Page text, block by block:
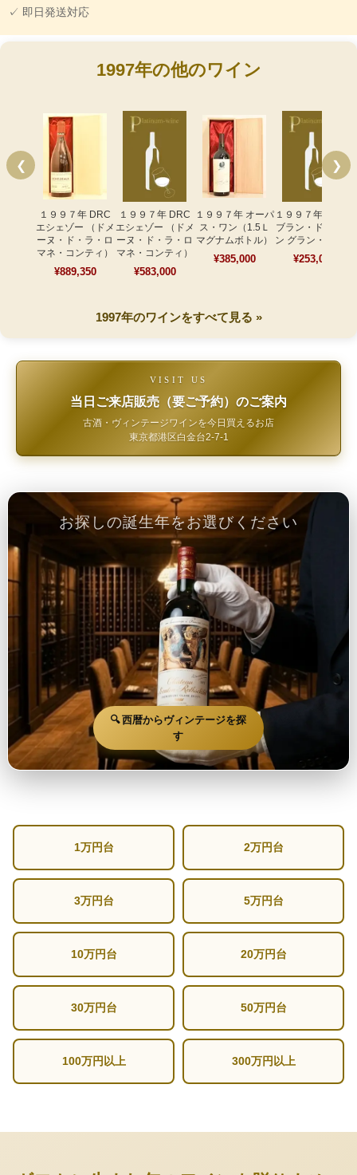
✓ 即日発送対応
1997年の他のワイン
❮
１９９７年 DRC
エシェゾー （ドメ
ーヌ・ド・ラ・ロ
マネ・コンティ）
¥889,350
１９９７年 DRC
エシェゾー （ドメ
ーヌ・ド・ラ・ロ
マネ・コンティ）
¥583,000
１９９７年 オーパ
ス・ワン（1.5Ｌ
マグナムボトル）
¥385,000
１９９７年 サロン
ブラン・ド・ブラ
ン グラン・クリュ
¥253,000
❯
1997年のワインをすべて見る »
VISIT US
当日ご来店販売（要ご予約）のご案内
古酒・ヴィンテージワインを今日買えるお店
東京都港区白金台2-7-1
お探しの誕生年をお選びください
🔍 西暦からヴィンテージを探
す
1万円台 2万円台
3万円台 5万円台
10万円台 20万円台
30万円台 50万円台
100万円以上 300万円以上